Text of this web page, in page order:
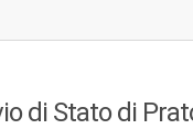
di Stato di